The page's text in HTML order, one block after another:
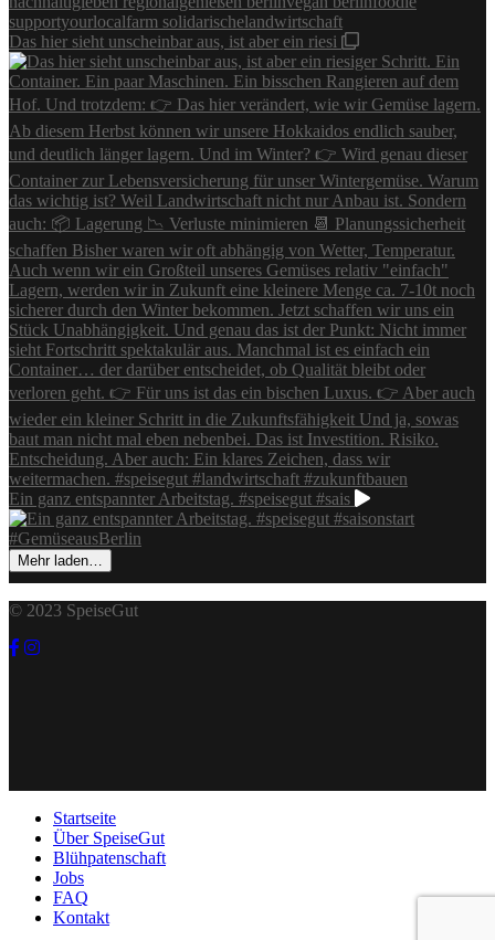
Das hier sieht unscheinbar aus, ist aber ein riesi
Ein ganz entspannter Arbeitstag. #speisegut #sais
Mehr laden…
© 2023 SpeiseGut
Startseite
Über SpeiseGut
Blühpatenschaft
Jobs
FAQ
Kontakt